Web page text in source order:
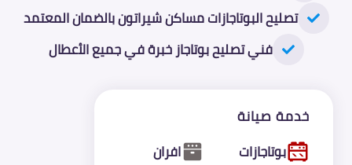
تصليح البوتاجازات مساكن شيراتون بالضمان المعتمد
فني تصليح بوتاجاز خبرة في جميع الأعطال
خدمة صيانة
بوتاجازات
افران